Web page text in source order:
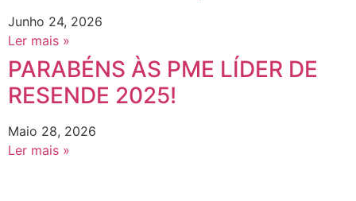
Junho 24, 2026
Ler mais »
PARABÉNS ÀS PME LÍDER DE
RESENDE 2025!
Maio 28, 2026
Ler mais »